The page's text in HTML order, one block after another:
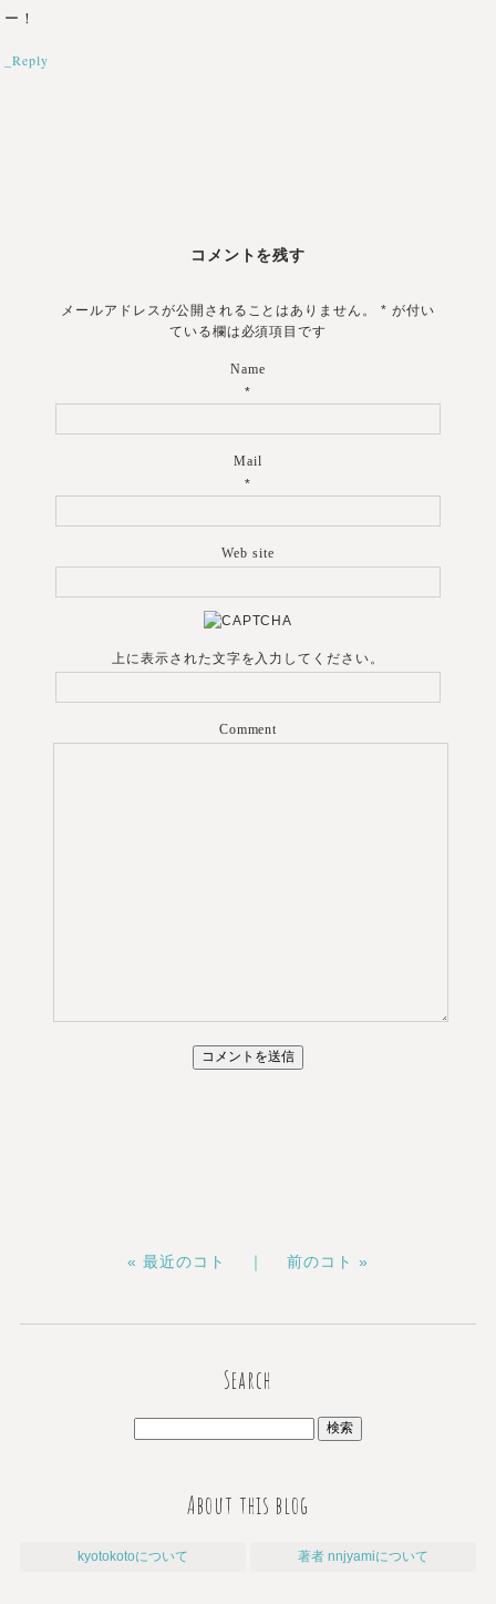
ー！
_Reply
コメントを残す
メールアドレスが公開されることはありません。* が付い
ている欄は必須項目です
Name
*
Mail
*
Web site
上に表示された文字を入力してください。
Comment
« 最近のコト ｜ 前のコト »
Search
About this blog
kyotokotoについて 著者 nnjyamiについて